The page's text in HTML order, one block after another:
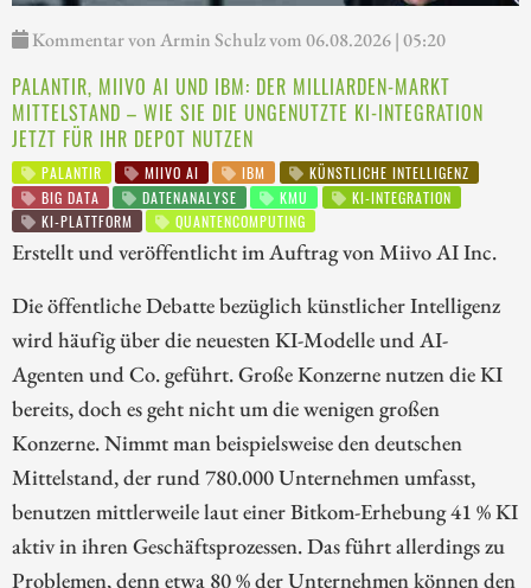
Kommentar von Armin Schulz vom 06.08.2026 | 05:20
PALANTIR, MIIVO AI UND IBM: DER MILLIARDEN-MARKT
MITTELSTAND – WIE SIE DIE UNGENUTZTE KI-INTEGRATION
JETZT FÜR IHR DEPOT NUTZEN
PALANTIR MIIVO AI IBM
KÜNSTLICHE INTELLIGENZ
BIG DATA
DATENANALYSE KMU
KI-INTEGRATION
KI-PLATTFORM
QUANTENCOMPUTING
Erstellt und veröffentlicht im Auftrag von Miivo AI Inc.
Die öffentliche Debatte bezüglich künstlicher Intelligenz
wird häufig über die neuesten KI-Modelle und AI-
Agenten und Co. geführt. Große Konzerne nutzen die KI
bereits, doch es geht nicht um die wenigen großen
Konzerne. Nimmt man beispielsweise den deutschen
Mittelstand, der rund 780.000 Unternehmen umfasst,
benutzen mittlerweile laut einer Bitkom-Erhebung 41 % KI
aktiv in ihren Geschäftsprozessen. Das führt allerdings zu
Problemen, denn etwa 80 % der Unternehmen können den